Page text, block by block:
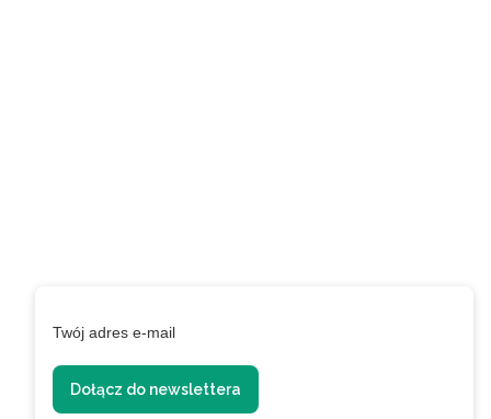
Twój adres e-mail
Dołącz do newslettera